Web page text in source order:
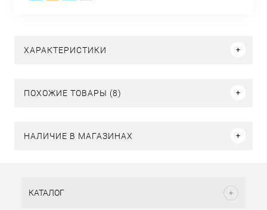
ХАРАКТЕРИСТИКИ
ПОХОЖИЕ ТОВАРЫ (8)
НАЛИЧИЕ В МАГАЗИНАХ
КАТАЛОГ